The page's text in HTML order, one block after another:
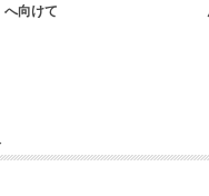
へ向けて